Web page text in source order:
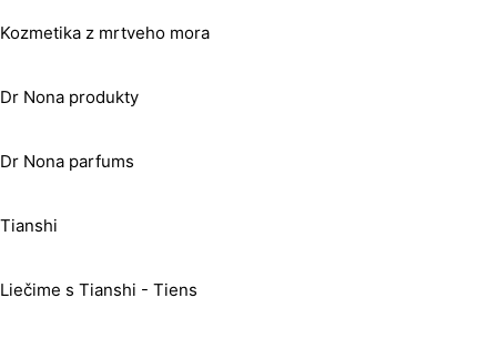
Kozmetika z mrtveho mora
Dr Nona produkty
Dr Nona parfums
Tianshi
Liečime s Tianshi - Tiens